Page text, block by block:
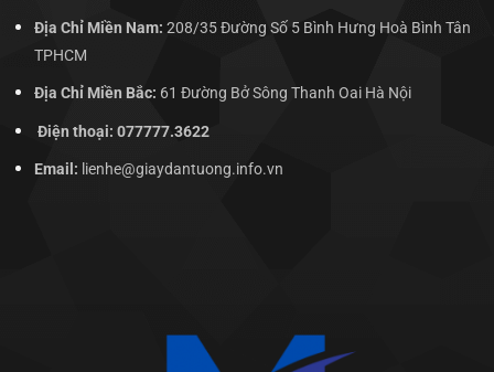
Địa Chỉ Miền Nam: 208/35 Đường Số 5 Bình Hưng Hoà Bình Tân
TPHCM
Địa Chỉ Miền Bắc: 61 Đường Bở Sông Thanh Oai Hà Nội
Điện thoại: 077777.3622
Email: lienhe@giaydantuong.info.vn